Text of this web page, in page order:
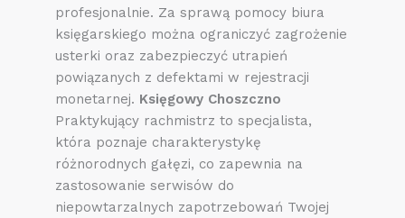
profesjonalnie. Za sprawą pomocy biura
księgarskiego można ograniczyć zagrożenie
usterki oraz zabezpieczyć utrapień
powiązanych z defektami w rejestracji
monetarnej. Księgowy Choszczno
Praktykujący rachmistrz to specjalista,
która poznaje charakterystykę
różnorodnych gałęzi, co zapewnia na
zastosowanie serwisów do
niepowtarzalnych zapotrzebowań Twojej